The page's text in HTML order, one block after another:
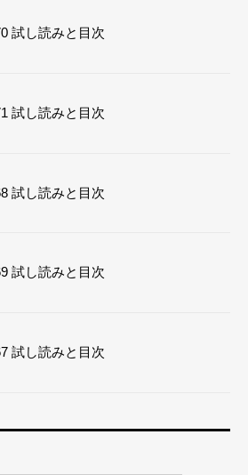
試し読みと目次
試し読みと目次
試し読みと目次
試し読みと目次
試し読みと目次